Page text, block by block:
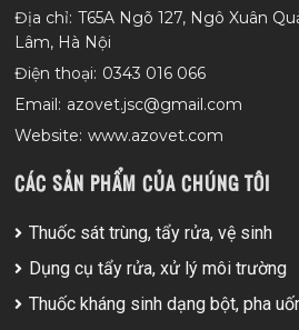
Địa chỉ: T65A Ngõ 127, Ngô Xuân
Lâm, Hà Nội
Điện thoại: 0343 016 066
Email: azovet.jsc@gmail.com
Website: www.azovet.com
CÁC SẢN PHẨM CỦA CHÚNG TÔI
Thuốc sát trùng, tẩy rửa, vệ sinh
Dụng cụ tẩy rửa, xử lý môi trường
Thuốc kháng sinh dạng bột, pha